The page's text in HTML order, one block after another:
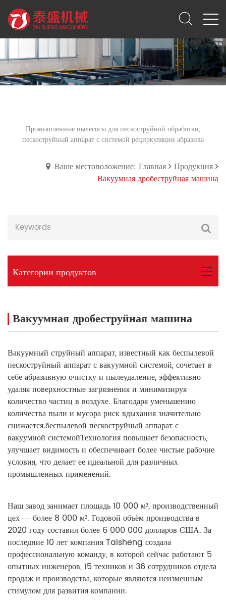
Промышленные пылесосы для пескоструйной обработки,
пескоструйный аппарат с системой рециркуляции абразива
Ваше местоположение: Главная
Продукция
Вакуумная дробеструйная машина
Категории продуктов
Вакуумная дробеструйная машина
Вакуумный струйный аппарат, известный как беспылевой
пескоструйный аппарат с вакуумной системой, сочетает в
себе абразивную очистку и пылеудаление, эффективно
удаляя поверхностные загрязнения и минимизируя
количество частиц в воздухе. Благодаря уменьшению
количества пыли и мусора риск вдыхания значительно
снижается.беспылевой пескоструйный аппарат с
вакуумной системойТехнология повышает безопасность,
улучшает видимость и обеспечивает более чистые рабочие
условия, что делает ее идеальной для различных
промышленных применений.
Наш завод занимает площадь 10 000 м², производственный
цех — более 8 000 м². Годовой объём производства в
2020 году составил более 6 000 000 долларов США. За
последние 10 лет компания Taisheng создала
профессиональную команду, в которой сейчас работают 5
опытных инженеров, 15 техников и 36 сотрудников отдела
продаж и производства, которые являются неизменным
стимулом для развития компании.